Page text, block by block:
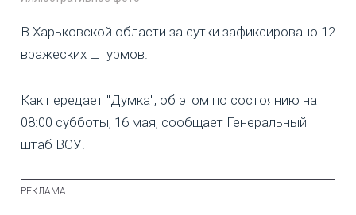
В Харьковской области за сутки зафиксировано 12
вражеских штурмов.
Как передает "Думка", об этом по состоянию на
08:00 субботы, 16 мая, сообщает Генеральный
штаб ВСУ.